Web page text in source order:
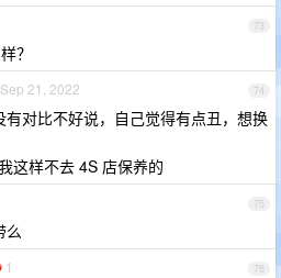
73
？
74
Sep 21, 2022
有对比不好说，自己觉得有点丑，想换
这样不去 4S 店保养的
75
么
76
1